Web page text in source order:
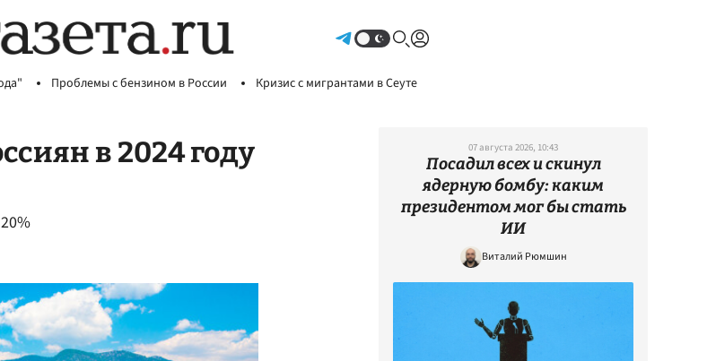
Проблемы с бензином в России Кризис с мигрантами в Сеуте
в 2024 году
07 августа 2026, 10:43
Посадил всех и скинул
ядерную бомбу: каким
президентом мог бы стать
ИИ
Виталий Рюмшин